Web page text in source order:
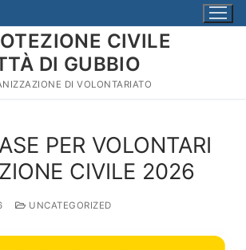
CIVILE
DI GUBBIO
DI VOLONTARIATO
PER VOLONTARI
CIVILE 2026
UNCATEGORIZED